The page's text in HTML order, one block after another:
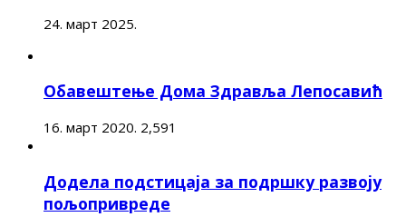
24. март 2025.
Обавештење Дома Здравља Лепосавић
16. март 2020. 2,591
Додела подстицаја за подршку развоју
пољопривреде